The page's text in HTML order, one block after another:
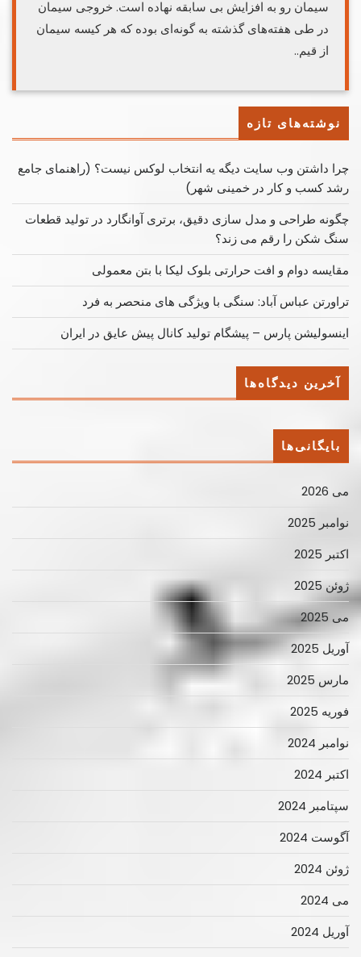
سیمان رو به افزایش بی سابقه نهاده است. خروجی سیمان
در طی هفته‌های گذشته به گونه‌ای بوده که هر کیسه سیمان
از قیم..
نوشته‌های تازه
چرا داشتن وب سایت دیگه یه انتخاب لوکس نیست؟ (راهنمای جامع
رشد کسب ‌و کار در خمینی ‌شهر)
چگونه طراحی و مدل سازی دقیق، برتری آوانگارد در تولید قطعات
سنگ شکن را رقم می زند؟
مقایسه دوام و افت حرارتی بلوک لیکا با بتن معمولی
تراورتن عباس آباد: سنگی با ویژگی های منحصر به فرد
اینسولیشن پارس – پیشگام تولید کانال پیش عایق در ایران
آخرین دیدگاه‌ها
بایگانی‌ها
می 2026
نوامبر 2025
اکتبر 2025
ژوئن 2025
می 2025
آوریل 2025
مارس 2025
فوریه 2025
نوامبر 2024
اکتبر 2024
سپتامبر 2024
آگوست 2024
ژوئن 2024
می 2024
آوریل 2024